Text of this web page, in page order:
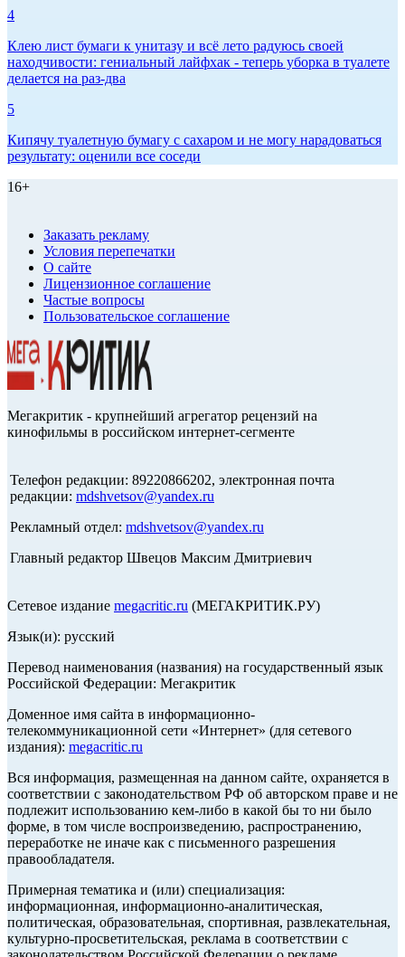
4
Клею лист бумаги к унитазу и всё лето радуюсь своей
находчивости: гениальный лайфхак - теперь уборка в туалете
делается на раз-два
5
Кипячу туалетную бумагу с сахаром и не могу нарадоваться
результату: оценили все соседи
16+
Заказать рекламу
Условия перепечатки
О сайте
Лицензионное соглашение
Частые вопросы
Пользовательское соглашение
Мегакритик - крупнейший агрегатор рецензий на
кинофильмы в российском интернет-сегменте
Телефон редакции: 89220866202, электронная почта
редакции: mdshvetsov@yandex.ru
Рекламный отдел: mdshvetsov@yandex.ru
Главный редактор Швецов Максим Дмитриевич
Сетевое издание megacritic.ru (МЕГАКРИТИК.РУ)
Язык(и): русский
Перевод наименования (названия) на государственный язык
Российской Федерации: Мегакритик
Доменное имя сайта в информационно-
телекоммуникационной сети «Интернет» (для сетевого
издания): megacritic.ru
Вся информация, размещенная на данном сайте, охраняется в
соответствии с законодательством РФ об авторском праве и не
подлежит использованию кем-либо в какой бы то ни было
форме, в том числе воспроизведению, распространению,
переработке не иначе как с письменного разрешения
правообладателя.
Примерная тематика и (или) специализация:
информационная, информационно-аналитическая,
политическая, образовательная, спортивная, развлекательная,
культурно-просветительская, реклама в соответствии с